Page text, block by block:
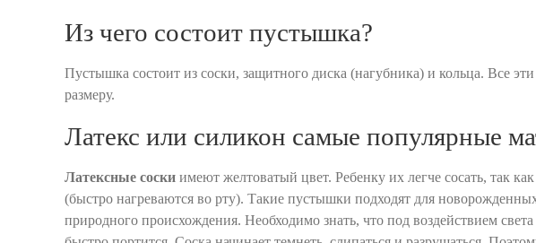
Из чего состоит пустышка?
Пустышка состоит из соски, защитного диска (нагубника) и кольца. Все
размеру.
Латекс или силикон самые популярные
Латексные соски имеют желтоватый цвет. Ребенку их легче сосать, так
(быстро нагреваются во рту). Такие пустышки подходят для
природного происхождения. Необходимо знать, что под воздействием